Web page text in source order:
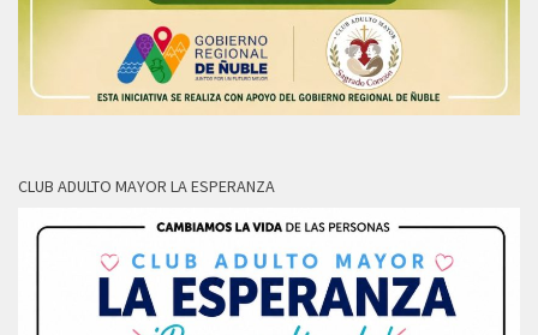
CLUB ADULTO MAYOR LA ESPERANZA